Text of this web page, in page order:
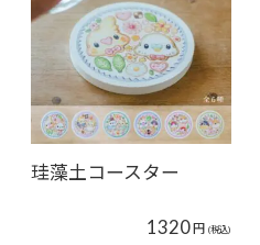
珪藻土コースター
1320円 (税込)